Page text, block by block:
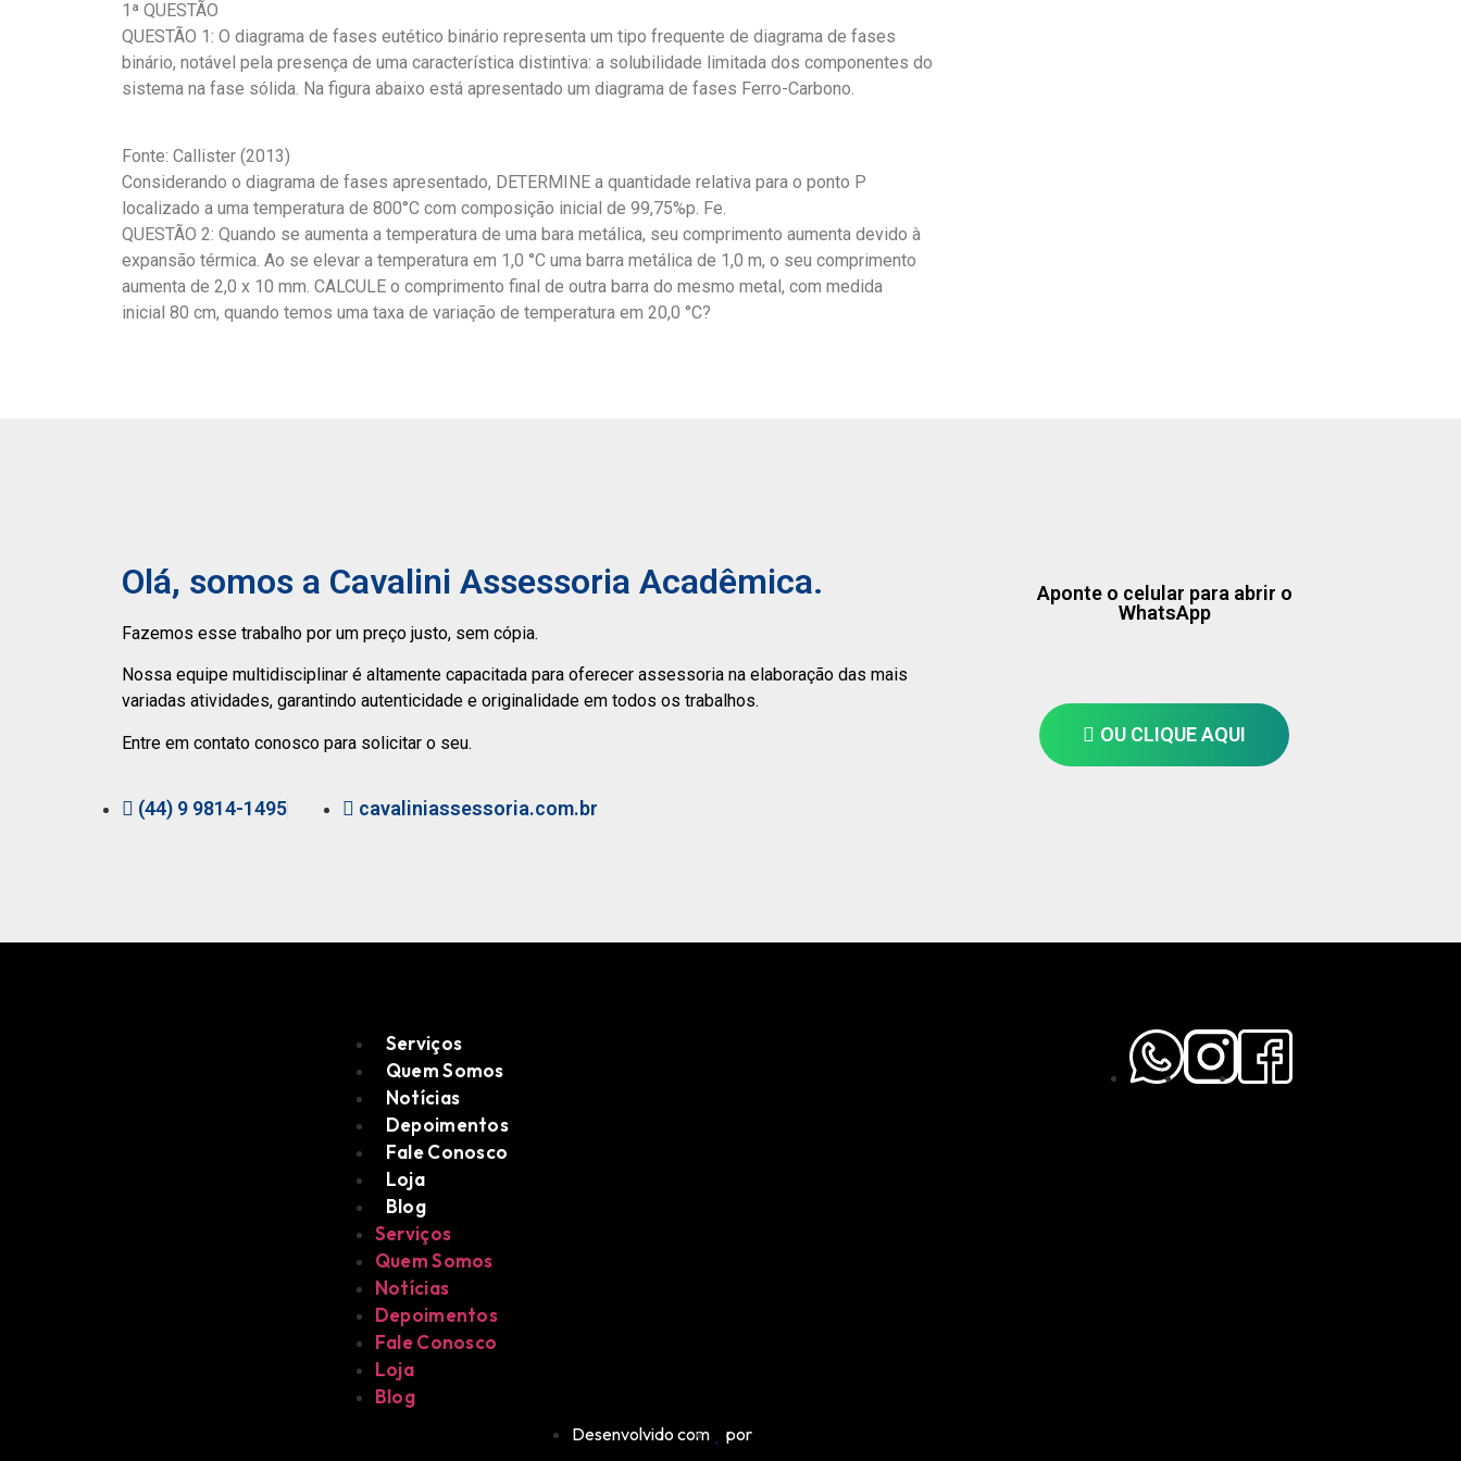
1ª QUESTÃO
QUESTÃO 1: O diagrama de fases eutético binário representa um tipo frequente de diagrama de fases
binário, notável pela presença de uma característica distintiva: a solubilidade limitada dos componentes do
sistema na fase sólida. Na figura abaixo está apresentado um diagrama de fases Ferro-Carbono.
Fonte: Callister (2013)
Considerando o diagrama de fases apresentado, DETERMINE a quantidade relativa para o ponto P
localizado a uma temperatura de 800°C com composição inicial de 99,75%p. Fe.
QUESTÃO 2: Quando se aumenta a temperatura de uma bara metálica, seu comprimento aumenta devido à
expansão térmica. Ao se elevar a temperatura em 1,0 °C uma barra metálica de 1,0 m, o seu comprimento
aumenta de 2,0 x 10 mm. CALCULE o comprimento final de outra barra do mesmo metal, com medida
inicial 80 cm, quando temos uma taxa de variação de temperatura em 20,0 °C?
Olá, somos a Cavalini Assessoria Acadêmica.
Fazemos esse trabalho por um preço justo, sem cópia.
Nossa equipe multidisciplinar é altamente capacitada para oferecer assessoria na elaboração das mais
variadas atividades, garantindo autenticidade e originalidade em todos os trabalhos.
Entre em contato conosco para solicitar o seu.
(44) 9 9814-1495 cavaliniassessoria.com.br
Aponte o celular para abrir o
WhatsApp
OU CLIQUE AQUI
Serviços
Quem Somos
Notícias
Depoimentos
Fale Conosco
Loja
Blog
Serviços
Quem Somos
Notícias
Depoimentos
Fale Conosco
Loja
Blog
Desenvolvido com por